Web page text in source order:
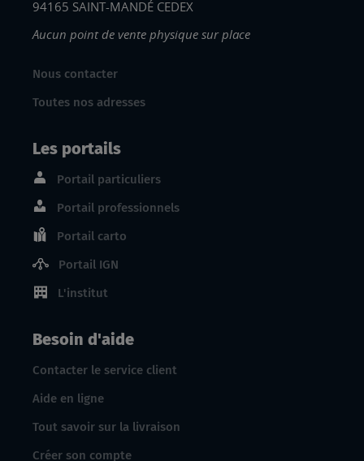
94165 SAINT-MANDÉ CEDEX
Aucun point de vente physique sur place
Nous contacter
Toutes nos adresses
Les portails
Portail particuliers
Portail professionnels
Portail carto
Portail IGN
L'institut
Besoin d'aide
Contacter le service client
Aide en ligne
Tout savoir sur la livraison
Créer son compte